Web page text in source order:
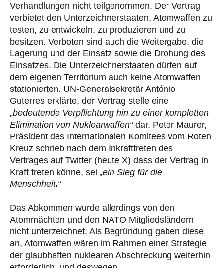
Verhandlungen nicht teilgenommen. Der Vertrag
verbietet den Unterzeichnerstaaten, Atomwaffen zu
testen, zu entwickeln, zu produzieren und zu
besitzen. Verboten sind auch die Weitergabe, die
Lagerung und der Einsatz sowie die Drohung des
Einsatzes. Die Unterzeichnerstaaten dürfen auf
dem eigenen Territorium auch keine Atomwaffen
stationierten. UN-Generalsekretär António
Guterres erklärte, der Vertrag stelle eine
„bedeutende Verpflichtung hin zu einer kompletten
Elimination von Nuklearwaffen“dar. Peter Maurer,
Präsident des Internationalen Komitees vom Roten
Kreuz schrieb nach dem Inkrafttreten des
Vertrages auf Twitter (heute X) dass der Vertrag in
Kraft treten könne, sei „ein Sieg für die
Menschheit.“
Das Abkommen wurde allerdings von den
Atommächten und den NATO Mitgliedsländern
nicht unterzeichnet. Als Begründung gaben diese
an, Atomwaffen wären im Rahmen einer Strategie
der glaubhaften nuklearen Abschreckung weiterhin